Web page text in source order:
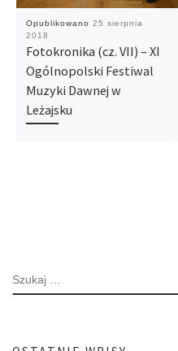
Opublikowano 25 sierpnia
2018
Fotokronika (cz. VII) – XI
Ogólnopolski Festiwal
Muzyki Dawnej w
Leżajsku
SZUKAJ